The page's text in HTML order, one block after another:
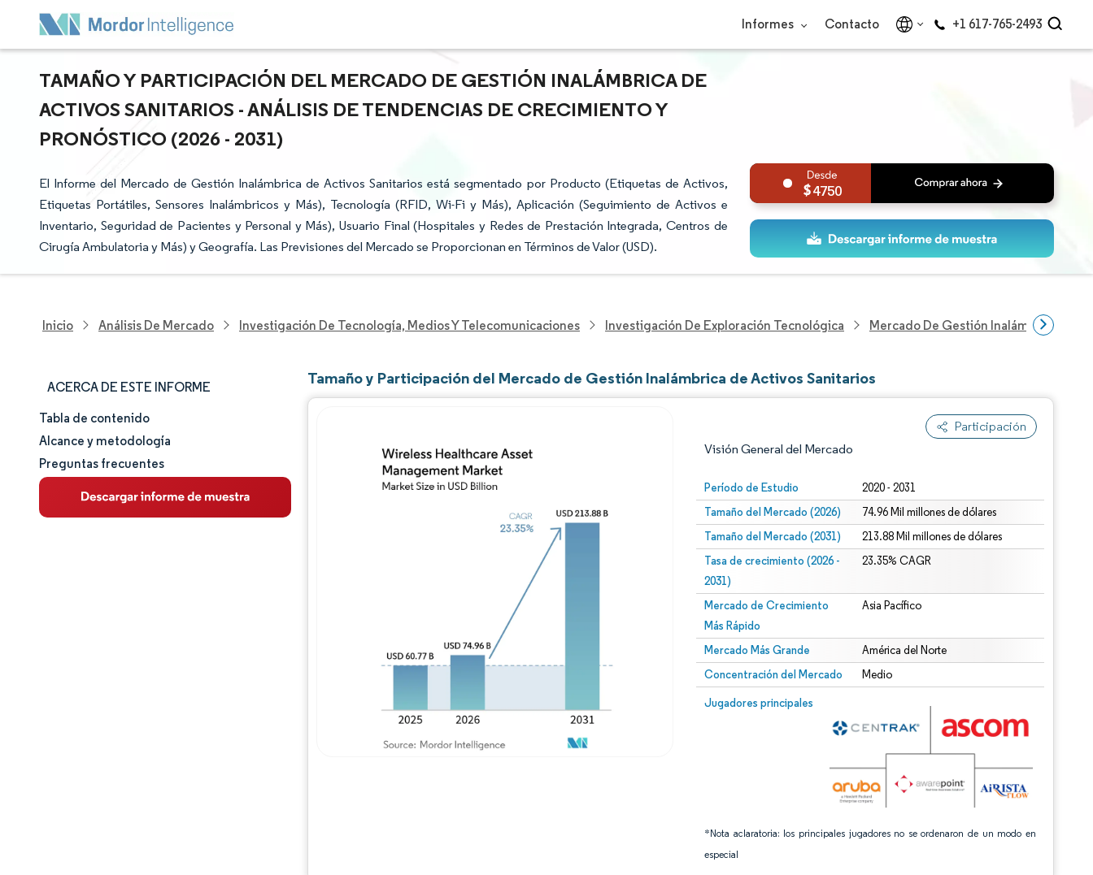
Informes Contacto +1 617-765-2493
TAMAÑO Y PARTICIPACIÓN DEL MERCADO DE GESTIÓN INALÁMBRICA DE
ACTIVOS SANITARIOS - ANÁLISIS DE TENDENCIAS DE CRECIMIENTO Y
PRONÓSTICO (2026 - 2031)
El Informe del Mercado de Gestión Inalámbrica de Activos Sanitarios está segmentado por Producto (Etiquetas de Activos,
Etiquetas Portátiles, Sensores Inalámbricos y Más), Tecnología (RFID, Wi-Fi y Más), Aplicación (Seguimiento de Activos e
Inventario, Seguridad de Pacientes y Personal y Más), Usuario Final (Hospitales y Redes de Prestación Integrada, Centros de
Cirugía Ambulatoria y Más) y Geografía. Las Previsiones del Mercado se Proporcionan en Términos de Valor (USD).
4750
Inicio Análisis De Mercado Investigación De Tecnología, Medios Y Telecomunicaciones Investigación De Exploración Tecnológica Mercado De Gestión Inalámbrica De
ACERCA DE ESTE INFORME
Tamaño y cuota de mercado
Análisis de mercado
Tendencias e ideas
Tabla de contenido
Alcance y metodología
Preguntas frecuentes
Tamaño y Participación del Mercado de Gestión Inalámbrica de Activos Sanitarios
Participación
Visión General del Mercado
Período de Estudio 2020 - 2031
Tamaño del Mercado (2026) 74.96 Mil millones de dólares
Tamaño del Mercado (2031) 213.88 Mil millones de dólares
Tasa de crecimiento (2026 -
2031)
23.35% CAGR
Mercado de Crecimiento
Más Rápido
Asia Pacífico
Mercado Más Grande América del Norte
Concentración del Mercado Medio
Jugadores principales
*Nota aclaratoria: los principales jugadores no se ordenaron de un modo en
especial
Imagen © Mordor Intelligence. El uso requiere atribución según CC BY 4.0.
Imagen © Mordor Intelligence. El uso requiere atribución según CC BY 4.0.